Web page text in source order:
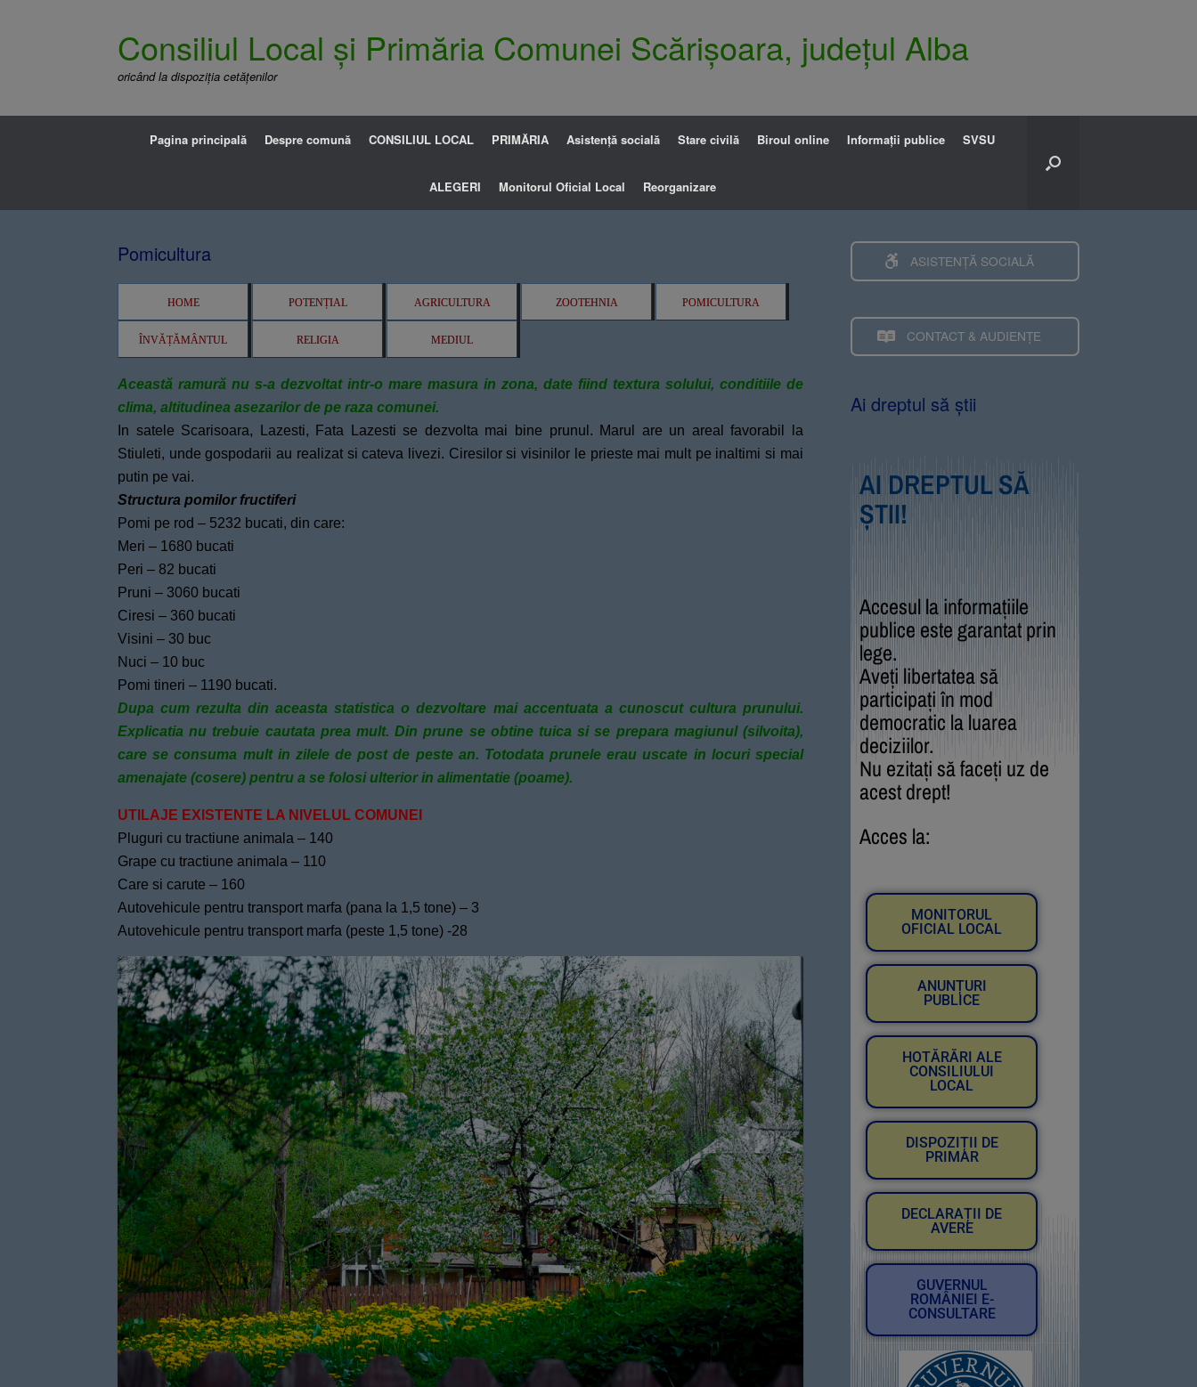
Consiliul Local și Primăria Comunei Scărișoara, județul Alba
oricând la dispoziția cetățenilor
Pagina principală Despre comună CONSILIUL LOCAL PRIMĂRIA Asistență socială Stare civilă Biroul online Informații publice SVSU
ALEGERI Monitorul Oficial Local Reorganizare
Pomicultura
HOME POTENȚIAL AGRICULTURA ZOOTEHNIA POMICULTURA
ÎNVĂȚĂMÂNTUL RELIGIA MEDIUL
Această ramură nu s-a dezvoltat intr-o mare masura in zona, date fiind textura solului, conditiile de
clima, altitudinea asezarilor de pe raza comunei.
In satele Scarisoara, Lazesti, Fata Lazesti se dezvolta mai bine prunul. Marul are un areal favorabil la
Stiuleti, unde gospodarii au realizat si cateva livezi. Ciresilor si visinilor le prieste mai mult pe inaltimi si mai
putin pe vai.
Structura pomilor fructiferi
Pomi pe rod – 5232 bucati, din care:
Meri – 1680 bucati
Peri – 82 bucati
Pruni – 3060 bucati
Ciresi – 360 bucati
Visini – 30 buc
Nuci – 10 buc
Pomi tineri – 1190 bucati.
Dupa cum rezulta din aceasta statistica o dezvoltare mai accentuata a cunoscut cultura prunului.
Explicatia nu trebuie cautata prea mult. Din prune se obtine tuica si se prepara magiunul (silvoita),
care se consuma mult in zilele de post de peste an. Totodata prunele erau uscate in locuri special
amenajate (cosere) pentru a se folosi ulterior in alimentatie (poame).
UTILAJE EXISTENTE LA NIVELUL COMUNEI
Pluguri cu tractiune animala – 140
Grape cu tractiune animala – 110
Care si carute – 160
Autovehicule pentru transport marfa (pana la 1,5 tone) – 3
Autovehicule pentru transport marfa (peste 1,5 tone) -28
ASISTENȚĂ SOCIALĂ
CONTACT & AUDIENȚE
Ai dreptul să știi
AI DREPTUL SĂ
ȘTII!
Accesul la informațiile
publice este garantat prin
lege.
Aveți libertatea să
participați în mod
democratic la luarea
deciziilor.
Nu ezitați să faceți uz de
acest drept!
Acces la:
MONITORUL
OFICIAL LOCAL
ANUNȚURI
PUBLICE
HOTĂRĂRI ALE
CONSILIULUI
LOCAL
DISPOZIȚII DE
PRIMAR
DECLARAȚII DE
AVERE
GUVERNUL
ROMÂNIEI E-
CONSULTARE